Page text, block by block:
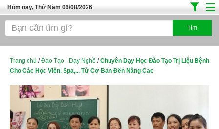
Hôm nay, Thứ Năm 06/08/2026
Trang chủ
Tuyển Sinh Đào Tạo
Đồ Dùng Nội Ngoại Thất
Điện Tử Điện Máy
Trang chủ /Đào Tạo - Dạy Nghề /Chuyên Dạy Học Đào Tạo Trị Liệu Bệnh
Cho Các Học Viên, Spa,... Từ Cơ Bản Đến Nâng Cao